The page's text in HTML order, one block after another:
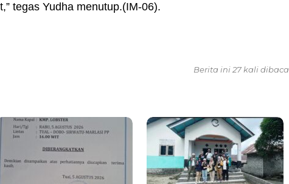
tegas Yudha menutup.(IM-06).
Berita ini 27 kali dibaca